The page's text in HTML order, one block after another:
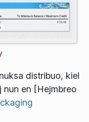
distribuo, kiel
en [Hejmbreo